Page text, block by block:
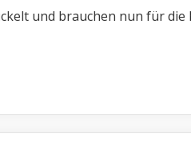
und brauchen nun für die